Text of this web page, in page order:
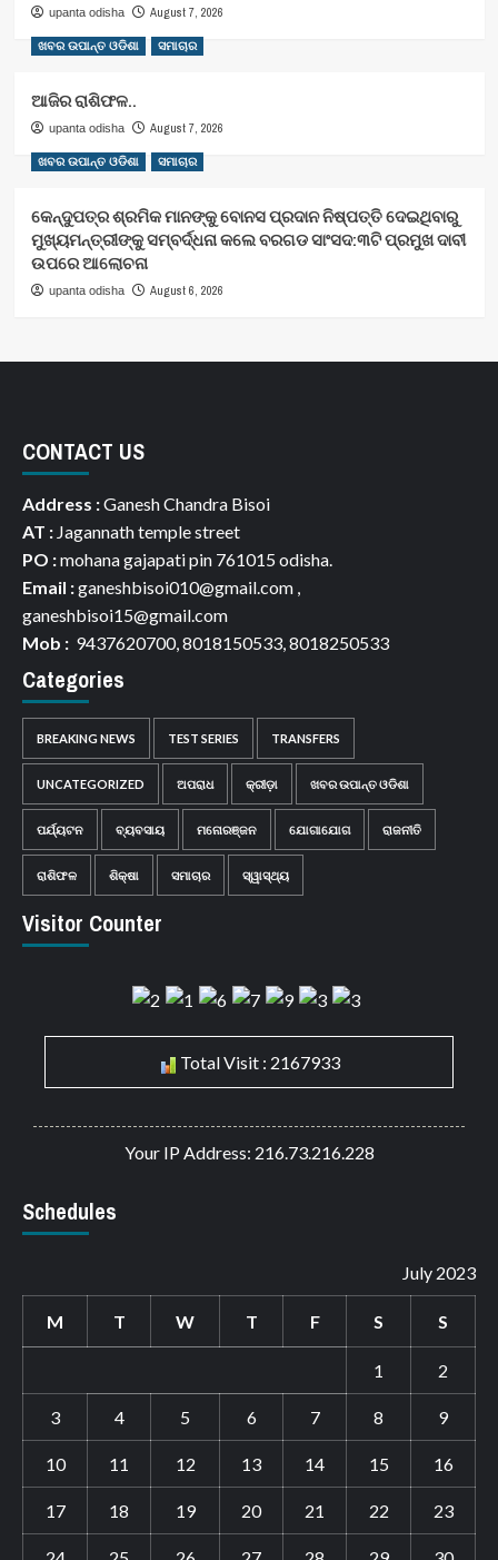
upanta odisha August 7, 2026
ଖବର ଉପାନ୍ତ ଓଡିଶା ସମାଚାର
ଆଜିର ରାଶିଫଳ..
upanta odisha August 7, 2026
ଖବର ଉପାନ୍ତ ଓଡିଶା ସମାଚାର
କେନ୍ଦୁପତ୍ର ଶ୍ରମିକ ମାନଙ୍କୁ ବୋନସ ପ୍ରଦାନ ନିଷ୍ପତ୍ତି ଦେଇଥିବାରୁ
ମୁଖ୍ୟମନ୍ତ୍ରୀଙ୍କୁ ସମ୍ବର୍ଦ୍ଧନା କଲେ ବରଗଡ ସାଂସଦ:୩ଟି ପ୍ରମୁଖ ଦାବୀ
ଉପରେ ଆଲୋଚନା
upanta odisha August 6, 2026
CONTACT US
Address :Ganesh Chandra Bisoi
AT : Jagannath temple street
PO :mohana gajapati pin 761015 odisha.
Email :ganeshbisoi010@gmail.com ,
ganeshbisoi15@gmail.com
Mob : 9437620700, 8018150533, 8018250533
Categories
BREAKING NEWS TEST SERIES TRANSFERS
UNCATEGORIZED ଅପରାଧ କ୍ରୀଡ଼ା ଖବର ଉପାନ୍ତ ଓଡିଶା
ପର୍ଯ୍ୟଟନ ବ୍ୟବସାୟ ମନୋରଞ୍ଜନ ଯୋଗାଯୋଗ ରାଜନୀତି
ରାଶିଫଳ ଶିକ୍ଷା ସମାଚାର ସ୍ୱାସ୍ଥ୍ୟ
Visitor Counter
Total Visit : 2167933
Your IP Address: 216.73.216.228
Schedules
July 2023
M T W T F S S
1 2
3 4 5 6 7 8 9
10 11 12 13 14 15 16
17 18 19 20 21 22 23